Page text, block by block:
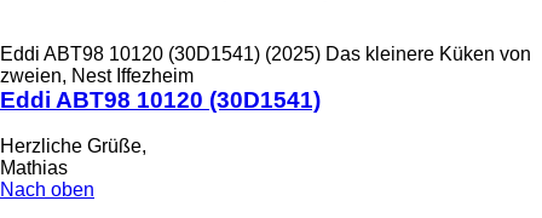
Eddi ABT98 10120 (30D1541) (2025) Das kleinere Küken von
zweien, Nest Iffezheim
Eddi ABT98 10120 (30D1541)
Herzliche Grüße,
Mathias
Nach oben